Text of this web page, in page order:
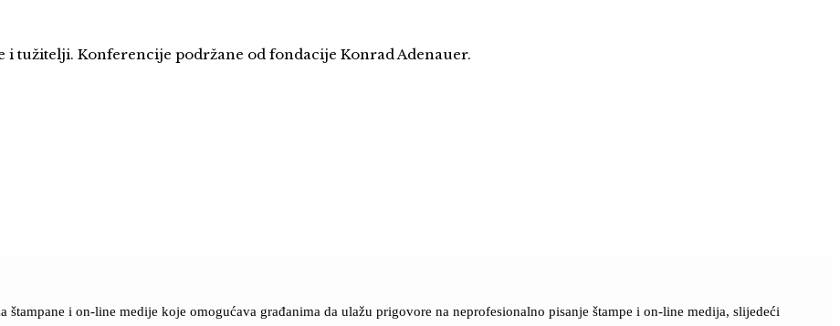
i tužitelji. Konferencije podržane od fondacije Konrad Adenauer.
i on-line medije koje omogućava građanima da ulažu prigovore na neprofesionalno pisanje štampe i on-line medija, slijedeći